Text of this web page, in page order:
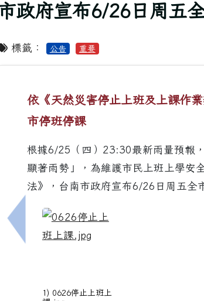
政府宣布6/26日周五
標籤： 公告 重要
上一筆：115學年度新南國小小一新生
依《天然災害停止上班及上課作
市停班停課
根據6/25（四）23:30最新雨量預報
顯著雨勢」，為維護市民上班上學安
法》，台南市政府宣布6/26日周五全
1) 0626停止上班上